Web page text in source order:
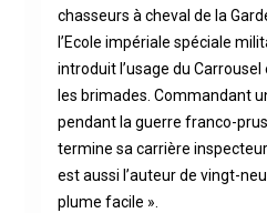
chasseurs à cheval de la
l’Ecole impériale spéciale
introduit l’usage du
les brimades. Commandant
pendant la guerre franco-
termine sa carrière inspecteur
est aussi l’auteur de vingt-
plume facile ».